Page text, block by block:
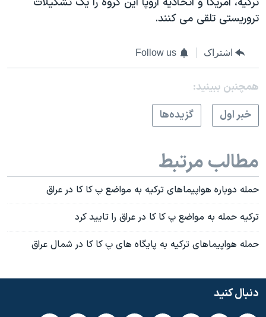
تروریستی تلقی می کنند.
اشتراک Follow us
همچنبن ببینید:
خبر اول
گزيده‌ها
مطالب مرتبط
حمله دوباره هواپیماهای ترکیه به مواضع پ کا کا در عراق
ترکیه حمله به مواضع پ کا کا در عراق را تایید کرد
حمله هواپیماهای ترکیه به پایگاه های پ کا کا در شمال عراق
دنبال کنید